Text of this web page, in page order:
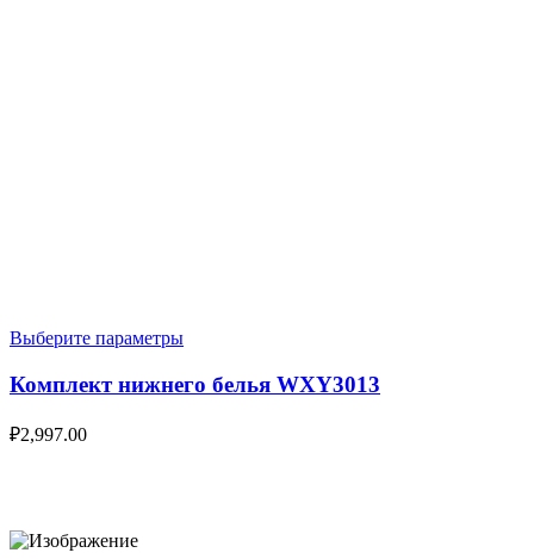
Выберите параметры
Комплект нижнего белья WXY3013
₽2,997.00